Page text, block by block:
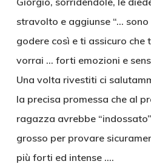
stravolto e aggiunse “…
godere così e ti assicuro che
vorrai … forti emozioni e
Una volta rivestiti ci
la precisa promessa che al
ragazza avrebbe
grosso per provare
più forti ed intense ….